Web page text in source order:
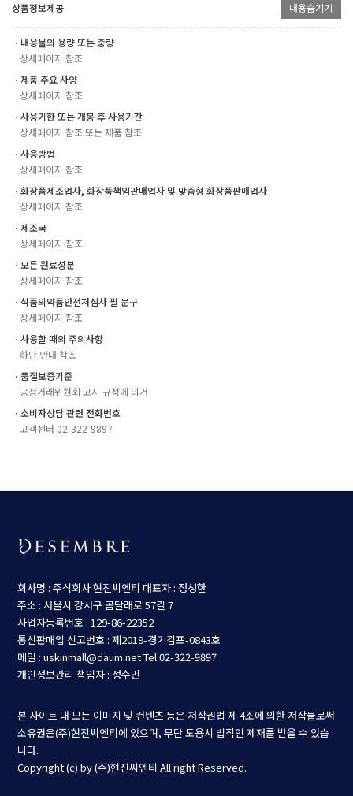
상품정보제공 내용숨기기
ㆍ내용물의 용량 또는 중량
상세페이지 참조
ㆍ제품 주요 사양
상세페이지 참조
ㆍ사용기한 또는 개봉 후 사용기간
상세페이지 참조 또는 제품 참조
ㆍ사용방법
상세페이지 참조
ㆍ화장품제조업자, 화장품책임판매업자 및 맞춤형 화장품판매업자
상세페이지 참조
ㆍ제조국
상세페이지 참조
ㆍ모든 원료성분
상세페이지 참조
ㆍ식품의약품안전처심사 필 문구
상세페이지 참조
ㆍ사용할 때의 주의사항
하단 안내 참조
ㆍ품질보증기준
공정거래위원회 고시 규정에 의거
ㆍ소비자상담 관련 전화번호
고객센터 02-322-9897
회사명 : 주식회사 현진씨엔티 대표자 : 정성한
주소 : 서울시 강서구 곰달래로 57길 7
사업자등록번호 : 129-86-22352
통신판매업 신고번호 : 제2019-경기김포-0843호
메일 : uskinmall@daum.netTel 02-322-9897
개인정보관리 책임자 : 정수민
본 사이트 내 모든 이미지 및 컨텐츠 등은 저작권법 제 4조에 의한 저작물로써
소유권은(주)현진씨엔티에 있으며, 무단 도용시 법적인 제재를 받을 수 있습
니다.
Copyright (c) by (주)현진씨엔티 All right Reserved.